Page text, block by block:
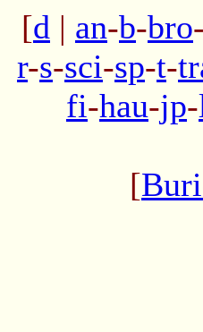
[d | an-b-bro-
r-s-sci-sp-t-
fi-hau-jp-
[